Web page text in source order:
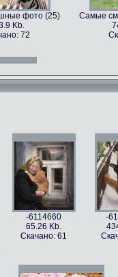
Kb.
71
фото (16)
Kb.
79
Самые
фото (25)
Kb.
72
Самые
фото (28)
Kb.
76
Самые
фото (33)
Kb.
85
-6114660
65.26 Kb.
Скачано: 61
-